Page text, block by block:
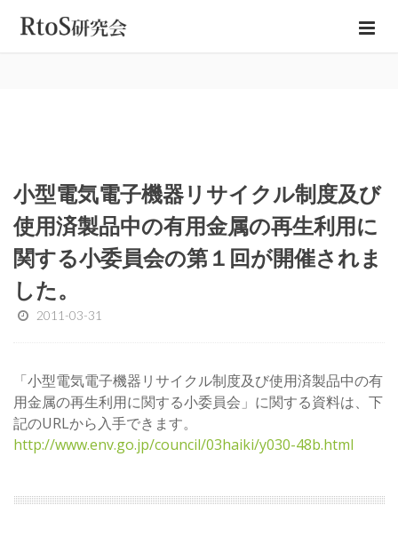
小型電気電子機器リサイクル制度及び
使用済製品中の有用金属の再生利用に
関する小委員会の第１回が開催されま
した。
2011-03-31
「小型電気電子機器リサイクル制度及び使用済製品中の有
用金属の再生利用に関する小委員会」に関する資料は、下
記のURLから入手できます。
http://www.env.go.jp/council/03haiki/y030-48b.html